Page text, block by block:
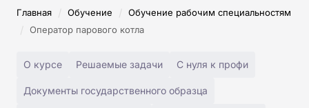
Главная / Обучение / Обучение рабочим специальностям
/ Оператор парового котла
О курсе Решаемые задачи С нуля к профи
Документы государственного образца